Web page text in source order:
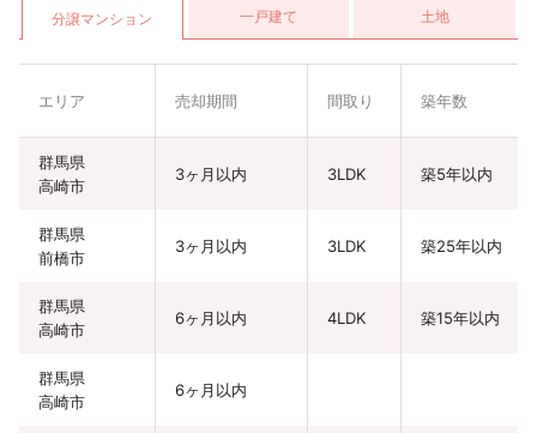
分譲マンション 一戸建て 土地
エリア 売却期間 間取り 築年数
群馬県
高崎市
3ヶ月以内 3LDK 築5年以内
群馬県
前橋市
3ヶ月以内 3LDK 築25年以内
群馬県
高崎市
6ヶ月以内 4LDK 築15年以内
群馬県
高崎市
6ヶ月以内